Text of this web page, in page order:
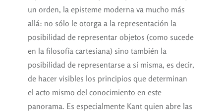
un orden, la episteme moderna va mucho más
allá: no sólo le otorga a la representación la
posibilidad de representar objetos (como sucede
en la filosofía cartesiana) sino también la
posibilidad de representarse a sí misma, es decir,
de hacer visibles los principios que determinan
el acto mismo del conocimiento en este
panorama. Es especialmente Kant quien abre las